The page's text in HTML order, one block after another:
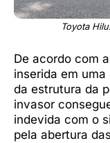
Toyota
De acordo com
inserida em
da estrutura da
invasor
indevida com o
pela abertura